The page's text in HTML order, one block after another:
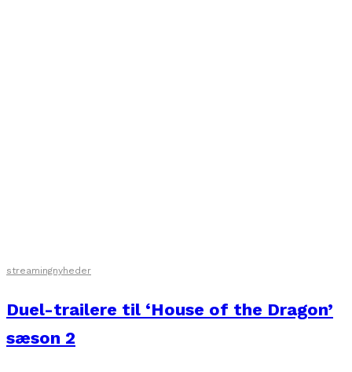
streamingnyheder
Duel-trailere til ‘House of the Dragon’
sæson 2